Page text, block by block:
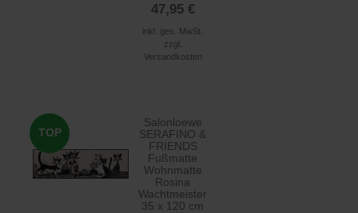
47,95 €
inkl. ges. MwSt.
zzgl.
Versandkosten
TOP
Salonloewe
SERAFINO &
FRIENDS
Fußmatte
Wohnmatte
Rosina
Wachtmeister
35 x 120 cm